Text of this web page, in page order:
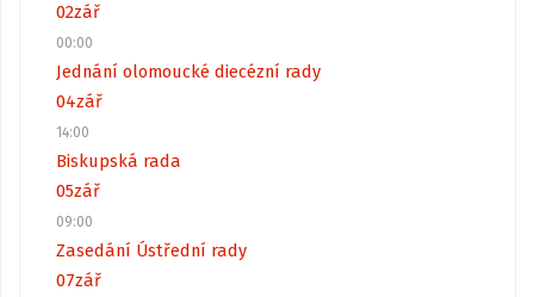
02zář
00:00
Jednání olomoucké diecézní rady
04zář
14:00
Biskupská rada
05zář
09:00
Zasedání Ústřední rady
07zář